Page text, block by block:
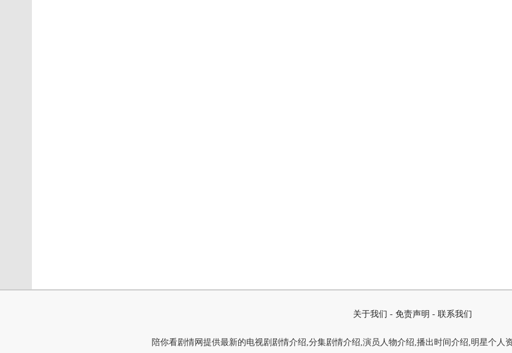
关于我们 - 免责声明 - 联系我们
陪你看剧情网提供最新的电视剧剧情介绍,分集剧情介绍,演员人物介绍,播出时间介绍,明星个人